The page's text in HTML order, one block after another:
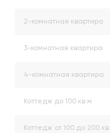
2-комнатная квартира
3-комнатная квартира
4-комнатная квартира
Коттедж до 100 кв.м
Коттедж от 100 до 200